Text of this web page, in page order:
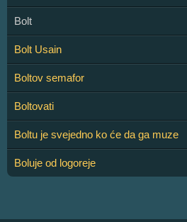
Bolt
Bolt Usain
Boltov semafor
Boltovati
Boltu je svejedno ko će da ga muze
Boluje od logoreje